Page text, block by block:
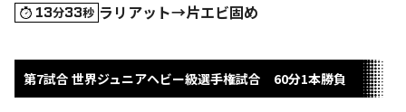
13分33秒 ラリアット→片エビ固め
第7試合 世界ジュニアヘビー級選手権試合 60分1本勝負